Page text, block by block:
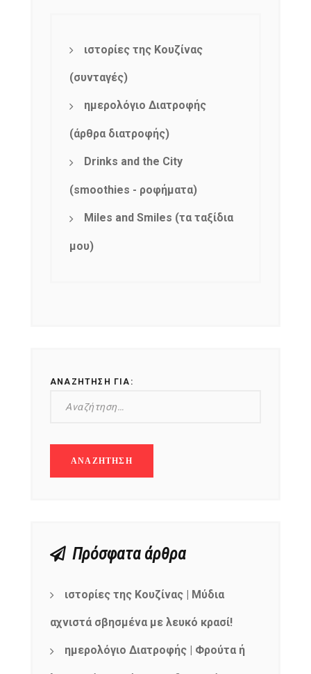
ιστορίες της Κουζίνας
(συνταγές)
ημερολόγιο Διατροφής
(άρθρα διατροφής)
Drinks and the City
(smoothies - ροφήματα)
Miles and Smiles (τα ταξίδια
μου)
ΑΝΑΖΉΤΗΣΗ ΓΙΑ:
Πρόσφατα άρθρα
ιστορίες της Κουζίνας | Μύδια
αχνιστά σβησμένα με λευκό κρασί!
ημερολόγιο Διατροφής | Φρούτα ή